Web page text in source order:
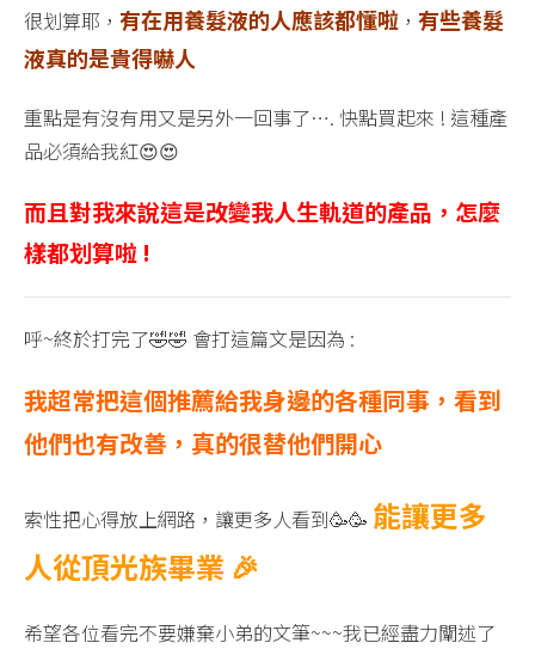
很划算耶， 有在用養髮液的人應該都懂啦 ， 有些養髮
液真的是貴得嚇人
重點是有沒有用又是另外一回事了…. 快點買起來 ! 這種產
品必須給我紅😍😍
而且對我來說這是改變我人生軌道的產品，怎麼
樣都划算啦 !
呼~終於打完了🤣🤣 會打這篇文是因為 :
我超常把這個推薦給我身邊的各種同事，看到
他們也有改善，真的很替他們開心
索性把心得放上網路，讓更多人看到🥳🥳 能讓更多
人從頂光族畢業 🎉
希望各位看完不要嫌棄小弟的文筆~~~我已經盡力闡述了